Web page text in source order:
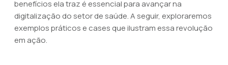
benefícios ela traz é essencial para avançar na
digitalização do setor de saúde. A seguir, exploraremos
exemplos práticos e cases que ilustram essa revolução
em ação.